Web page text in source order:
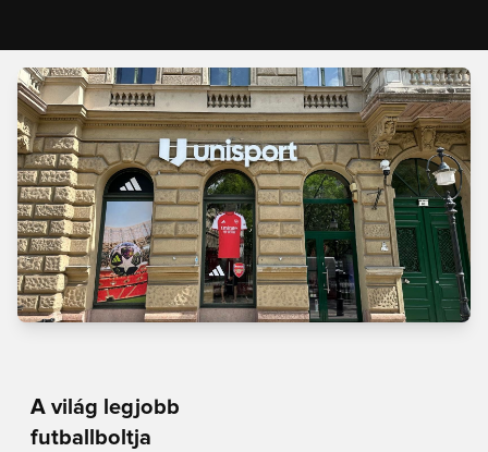
A világ legjobb
futballboltja